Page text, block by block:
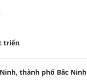
triển
thành phố Bắc Ninh